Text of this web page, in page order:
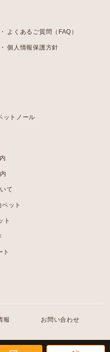
よくあるご質問（FAQ）
個人情報保護方針
ットノール
て
ット
ト
ト
報 お問い合わせ